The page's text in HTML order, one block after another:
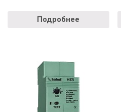
Подробнее